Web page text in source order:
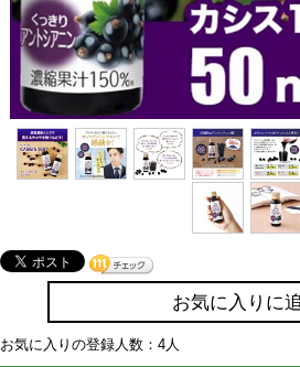
お気に入りに
お気に入りの登録人数：4人